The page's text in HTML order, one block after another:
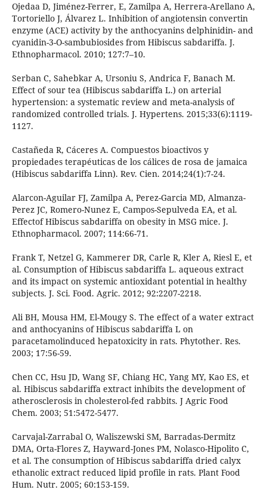
Ojedaa D, Jiménez-Ferrer, E, Zamilpa A, Herrera-Arellano A,
Tortoriello J, Álvarez L. Inhibition of angiotensin convertin
enzyme (ACE) activity by the anthocyanins delphinidin- and
cyanidin-3-O-sambubiosides from Hibiscus sabdariffa. J.
Ethnopharmacol. 2010; 127:7–10.
Serban C, Sahebkar A, Ursoniu S, Andrica F, Banach M.
Effect of sour tea (Hibiscus sabdariffa L.) on arterial
hypertension: a systematic review and meta-analysis of
randomized controlled trials. J. Hypertens. 2015;33(6):1119-
1127.
Castañeda R, Cáceres A. Compuestos bioactivos y
propiedades terapéuticas de los cálices de rosa de jamaica
(Hibiscus sabdariffa Linn). Rev. Cien. 2014;24(1):7-24.
Alarcon-Aguilar FJ, Zamilpa A, Perez-Garcia MD, Almanza-
Perez JC, Romero-Nunez E, Campos-Sepulveda EA, et al.
Effectof Hibiscus sabdariffa on obesity in MSG mice. J.
Ethnopharmacol. 2007; 114:66-71.
Frank T, Netzel G, Kammerer DR, Carle R, Kler A, Riesl E, et
al. Consumption of Hibiscus sabdariffa L. aqueous extract
and its impact on systemic antioxidant potential in healthy
subjects. J. Sci. Food. Agric. 2012; 92:2207-2218.
Ali BH, Mousa HM, El-Mougy S. The effect of a water extract
and anthocyanins of Hibiscus sabdariffa L on
paracetamolinduced hepatoxicity in rats. Phytother. Res.
2003; 17:56-59.
Chen CC, Hsu JD, Wang SF, Chiang HC, Yang MY, Kao ES, et
al. Hibiscus sabdariffa extract inhibits the development of
atherosclerosis in cholesterol-fed rabbits. J Agric Food
Chem. 2003; 51:5472-5477.
Carvajal-Zarrabal O, Waliszewski SM, Barradas-Dermitz
DMA, Orta-Flores Z, Hayward-Jones PM, Nolasco-Hipolito C,
et al. The consumption of Hibiscus sabdariffa dried calyx
ethanolic extract reduced lipid profile in rats. Plant Food
Hum. Nutr. 2005; 60:153-159.